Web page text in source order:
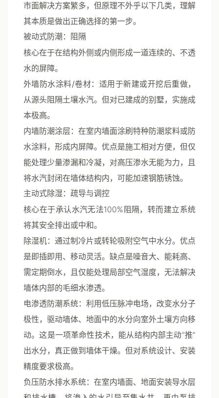
市面解决方案繁多，但原理不外乎以下几类，理解
其本质是做出正确选择的第一步。
被动式防潮：阻隔
核心在于在结构外侧或内侧形成一道连续的、不透
水的屏障。
外墙防水涂料/卷材：适用于新建或开挖后重做，
从源头阻隔土壤水汽。但对已建成的别墅，实施成
本极高。
内墙防潮涂层 ：在室内墙面涂刷特种防潮浆料或防
水涂料，形成内屏障。优点是施工相对方便，但仅
能处理少量渗漏和冷凝，对高压渗水无能为力，且
将水汽封闭在墙体结构内，可能加速钢筋锈蚀。
主动式除湿：疏导与调控
核心在于承认水汽无法100%阻隔，转而建立系统
将其安全排出或中和。
除湿机：通过制冷片或转轮吸附空气中水分。优点
是即插即用、移动灵活。缺点是噪音大、能耗高、
需定期倒水，且仅能处理局部空气湿度，无法解决
墙体内部的毛细水渗透。
电渗透防潮系统：利用低压脉冲电场，改变水分子
极性，驱动墙体、地面中的水分向室外土壤方向移
动。这是一项革命性技术，能从结构内部主动“推”
出水分，真正做到墙体干燥。但对系统设计、安装
精度要求极高。
负压防水排水系统：在室内墙面、地面安装导水层